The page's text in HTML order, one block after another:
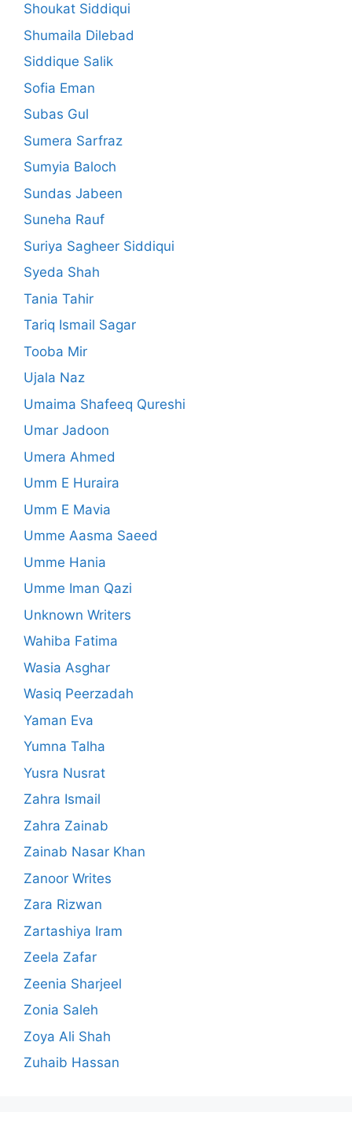
Shoukat Siddiqui
Shumaila Dilebad
Siddique Salik
Sofia Eman
Subas Gul
Sumera Sarfraz
Sumyia Baloch
Sundas Jabeen
Suneha Rauf
Suriya Sagheer Siddiqui
Syeda Shah
Tania Tahir
Tariq Ismail Sagar
Tooba Mir
Ujala Naz
Umaima Shafeeq Qureshi
Umar Jadoon
Umera Ahmed
Umm E Huraira
Umm E Mavia
Umme Aasma Saeed
Umme Hania
Umme Iman Qazi
Unknown Writers
Wahiba Fatima
Wasia Asghar
Wasiq Peerzadah
Yaman Eva
Yumna Talha
Yusra Nusrat
Zahra Ismail
Zahra Zainab
Zainab Nasar Khan
Zanoor Writes
Zara Rizwan
Zartashiya Iram
Zeela Zafar
Zeenia Sharjeel
Zonia Saleh
Zoya Ali Shah
Zuhaib Hassan